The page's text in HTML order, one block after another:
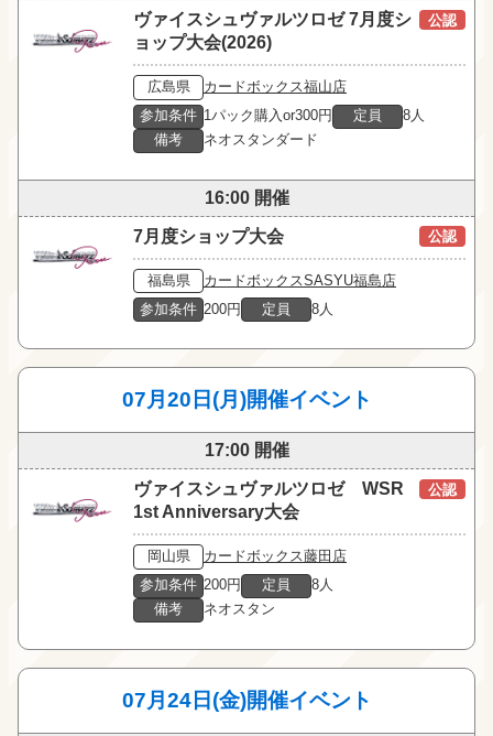
ヴァイスシュヴァルツロゼ 7月度シ
ョップ大会(2026)
公認
広島県
カードボックス福山店
参加条件 1パック購入or300円 定員
8人
備考
ネオスタンダード
16:00 開催
7月度ショップ大会 公認
福島県
カードボックスSASYU福島店
参加条件 200円 定員 8人
07月20日(月)開催イベント
17:00 開催
ヴァイスシュヴァルツロゼ WSR
1st Anniversary大会
公認
岡山県
カードボックス藤田店
参加条件 200円 定員
8人
備考
ネオスタン
07月24日(金)開催イベント